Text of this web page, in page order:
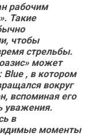
рабочим
Такие
чтобы
стрельбы.
может
Blue , в котором
вокруг
вспоминая его
уважения.
в
моменты